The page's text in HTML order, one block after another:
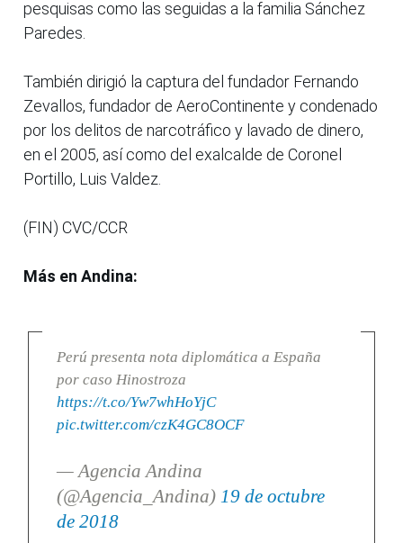
pesquisas como las seguidas a la familia Sánchez
Paredes.
También dirigió la captura del fundador Fernando
Zevallos, fundador de AeroContinente y condenado
por los delitos de narcotráfico y lavado de dinero,
en el 2005, así como del exalcalde de Coronel
Portillo, Luis Valdez.
(FIN) CVC/CCR
Más en Andina:
Perú presenta nota diplomática a España
por caso Hinostroza
https://t.co/Yw7whHoYjC
pic.twitter.com/czK4GC8OCF
— Agencia Andina
(@Agencia_Andina) 19 de octubre
de 2018